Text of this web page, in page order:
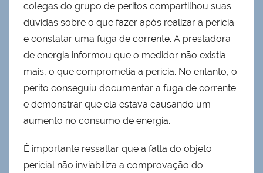
colegas do grupo de peritos compartilhou suas
dúvidas sobre o que fazer após realizar a perícia
e constatar uma fuga de corrente. A prestadora
de energia informou que o medidor não existia
mais, o que comprometia a perícia. No entanto, o
perito conseguiu documentar a fuga de corrente
e demonstrar que ela estava causando um
aumento no consumo de energia.
É importante ressaltar que a falta do objeto
pericial não inviabiliza a comprovação do